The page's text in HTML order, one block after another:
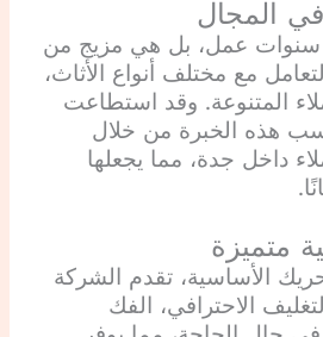
سنوات عمل، بل هي مزيج من
مع مختلف أنواع الأثاث،
المتنوعة. وقد استطاعت
هذه الخبرة من خلال
داخل جدة، مما يجعلها
الأساسية، تقدم الشركة
الاحترافي، الفك